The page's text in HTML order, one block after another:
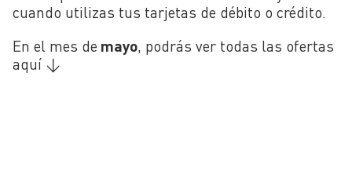
cuando utilizas tus tarjetas de débito o crédito.
En el mes de mayo, podrás ver todas las ofertas
aquí ↓